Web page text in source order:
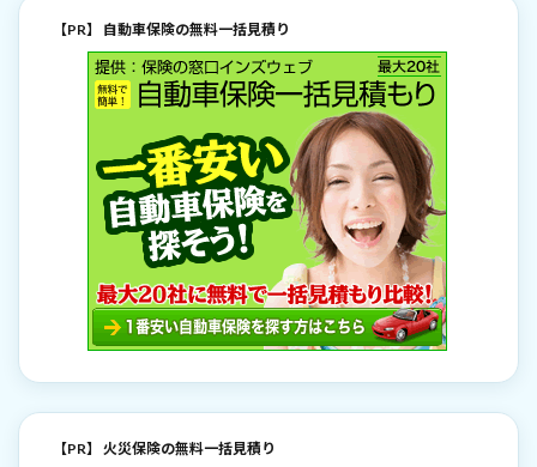
【PR】 自動車保険の無料一括見積り
【PR】 火災保険の無料一括見積り